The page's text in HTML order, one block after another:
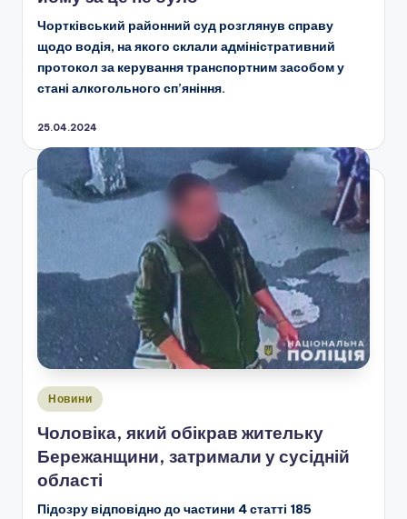
Чортківський районний суд розглянув справу
щодо водія, на якого склали адміністративний
протокол за керування транспортним засобом у
стані алкогольного сп’яніння.
25.04.2024
Опубліковано
Новини
Чоловіка, який обікрав жительку
Бережанщини, затримали у сусідній
області
Підозру відповідно до частини 4 статті 185